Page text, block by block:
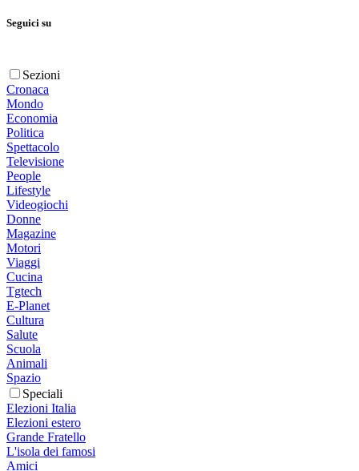
Seguici su
Sezioni
Cronaca
Mondo
Economia
Politica
Spettacolo
Televisione
People
Lifestyle
Videogiochi
Donne
Magazine
Motori
Viaggi
Cucina
Tgtech
E-Planet
Cultura
Salute
Scuola
Animali
Spazio
Speciali
Elezioni Italia
Elezioni estero
Grande Fratello
L'isola dei famosi
Amici